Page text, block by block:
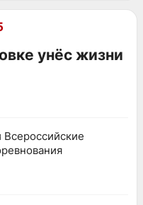
унёс жизни
Всероссийские